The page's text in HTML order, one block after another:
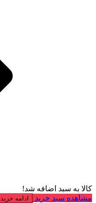
کالا به سبد اضافه شد!
مشاهده سبد خرید
ادامه خرید